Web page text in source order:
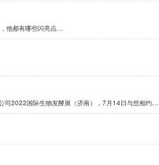
他都有哪些闪亮点…
司2022国际生物发酵展（济南），7月14日与您相约泉